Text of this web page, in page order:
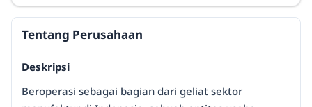
Tentang Perusahaan
Deskripsi
Beroperasi sebagai bagian dari geliat sektor